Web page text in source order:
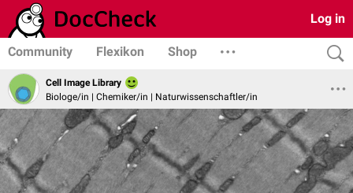
Log in
Community Flexikon Shop
Cell Image Library
Biologe/in | Chemiker/in | Naturwissenschaftler/in